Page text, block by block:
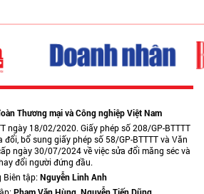
Thương mại và Công nghiệp Việt Nam
ngày 18/02/2020. Giấy phép số 208/GP-BTTTT
bổ sung giấy phép số 58/GP-BTTTT và Văn
ngày 30/07/2024 về việc sửa đổi măng séc và
đổi người đứng đầu.
Biên tập:Nguyễn Linh Anh